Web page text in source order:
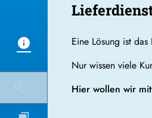
Eine Lösung ist
Nur wissen viele
Hier wollen wir